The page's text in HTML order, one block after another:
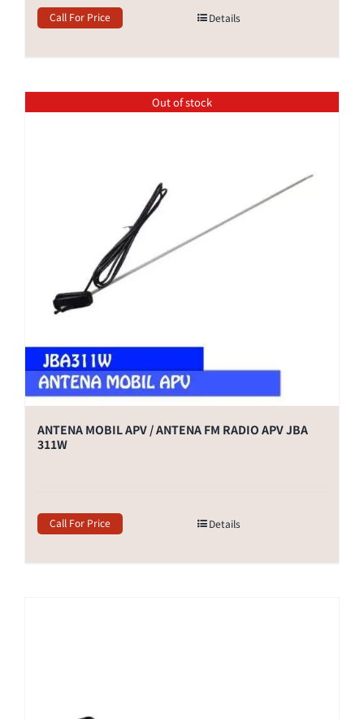
Call For Price Details
Out of stock
ANTENA MOBIL APV / ANTENA FM RADIO APV JBA
311W
Call For Price Details